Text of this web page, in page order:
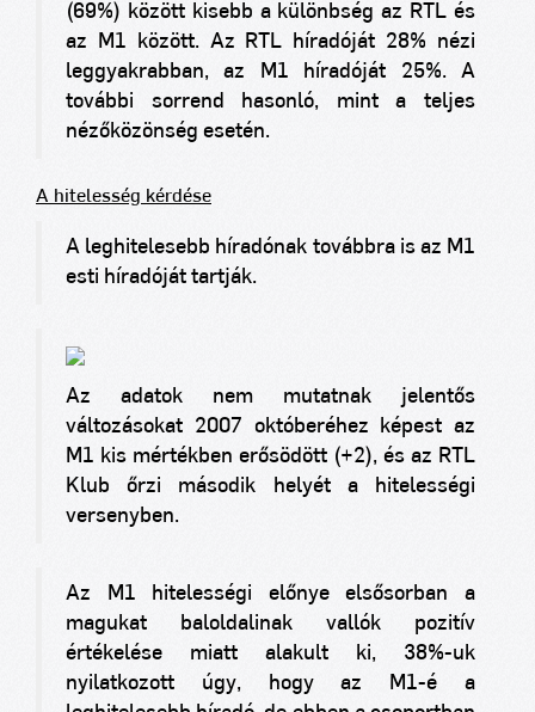
(69%) között kisebb a különbség az RTL és
az M1 között. Az RTL híradóját 28% nézi
leggyakrabban, az M1 híradóját 25%. A
további sorrend hasonló, mint a teljes
nézőközönség esetén.
A hitelesség kérdése
A leghitelesebb híradónak továbbra is az M1
esti híradóját tartják.
Az adatok nem mutatnak jelentős
változásokat 2007 októberéhez képest az
M1 kis mértékben erősödött (+2), és az RTL
Klub őrzi második helyét a hitelességi
versenyben.
Az M1 hitelességi előnye elsősorban a
magukat baloldalinak vallók pozitív
értékelése miatt alakult ki, 38%-uk
nyilatkozott úgy, hogy az M1-é a